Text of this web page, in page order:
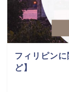
フィリピン
ど】